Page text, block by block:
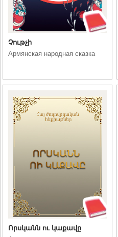
Չութչի
Армянская народная сказка
Որսկանն ու կաքավը